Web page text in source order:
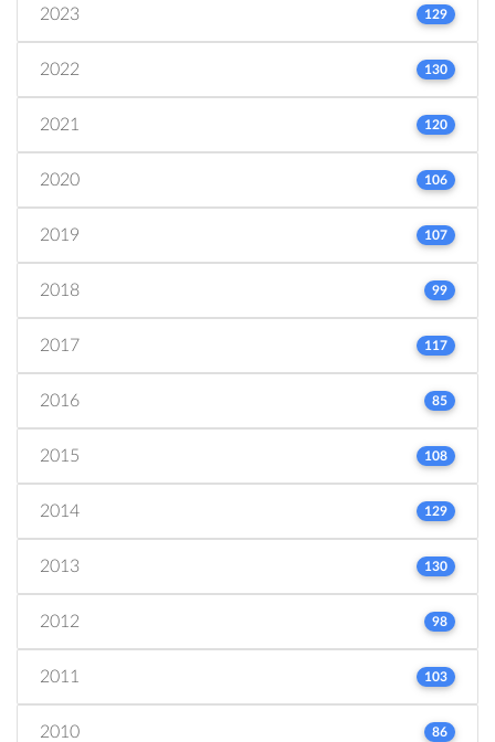
2023 129
2022 130
2021 120
2020 106
2019 107
2018 99
2017 117
2016 85
2015 108
2014 129
2013 130
2012 98
2011 103
2010 86